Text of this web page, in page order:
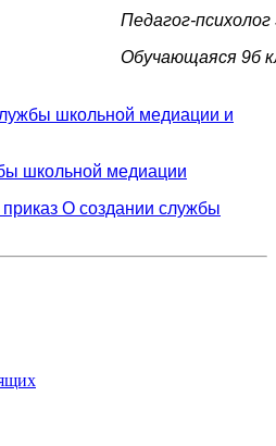
Педагог-
Обучающаяся 9б
школьной медиации и
школьной медиации
О создании службы